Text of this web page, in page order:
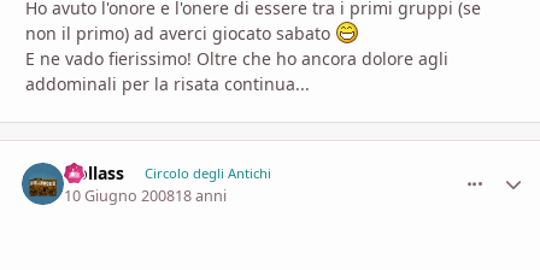
Ho avuto l'onore e l'onere di essere tra i primi gruppi (se
non il primo) ad averci giocato sabato
E ne vado fierissimo! Oltre che ho ancora dolore agli
addominali per la risata continua...
Uollass Circolo degli Antichi
10 Giugno 200818 anni